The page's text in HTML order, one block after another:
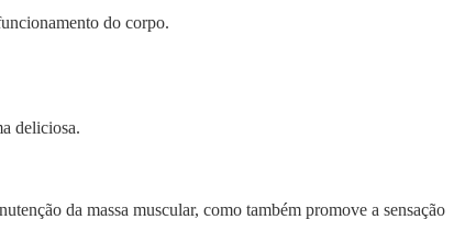
do corpo.
deliciosa.
da massa muscular, como também promove a sensação